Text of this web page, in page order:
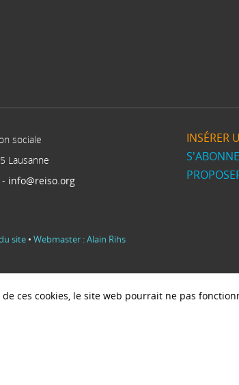
sociale
Lausanne
- info@reiso.org
INSÉRER
site • Webmaster : Alain Rihs
ces cookies, le site web pourrait ne pas